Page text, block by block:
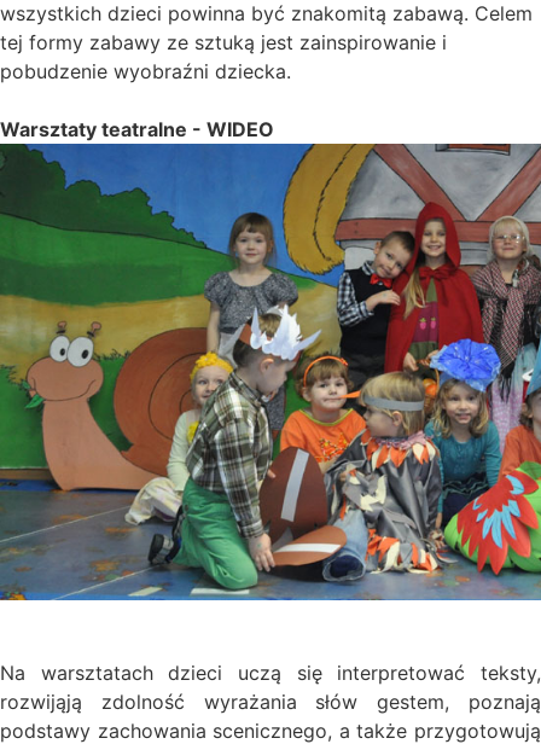
wszystkich dzieci powinna być znakomitą zabawą. Celem
tej formy zabawy ze sztuką jest zainspirowanie i
pobudzenie wyobraźni dziecka.
Warsztaty teatralne - WIDEO
Na warsztatach dzieci uczą się interpretować teksty,
rozwijąją zdolność wyrażania słów gestem, poznają
podstawy zachowania scenicznego, a także przygotowują